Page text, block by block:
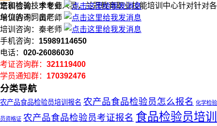
室和检验技术专业人员，兰冠教育职业技能培训中心针对针对各
单位的不同出厂...
培训咨询：李老师
培训咨询：黄老师
培训咨询：秦老师
手机咨询： 15989114650
电话： 020-26086030
考证咨询群： 321119400
学员通知群： 170392476
分类导航
农产品食品检验员培训报名 农产品食品检验员怎么报名 化学检验
员资格证 农产品食品检验员考证报名 食品检验员培训